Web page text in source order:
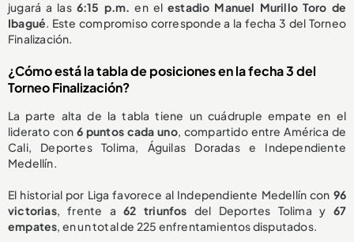
jugará a las 6:15 p.m. en elestadio Manuel Murillo Toro de
Ibagué. Este compromiso corresponde a la fecha 3 del Torneo
Finalización.
¿Cómo está la tabla de posiciones en la fecha 3 del
Torneo Finalización?
La parte alta de la tabla tiene un cuádruple empate en el
liderato con 6 puntos cada uno, compartido entre América de
Cali, Deportes Tolima, Águilas Doradas e Independiente
Medellín.
El historial por Liga favorece al Independiente Medellín con 96
victorias, frente a62 triunfos del Deportes Tolima y 67
empates, en un total de 225 enfrentamientos disputados.